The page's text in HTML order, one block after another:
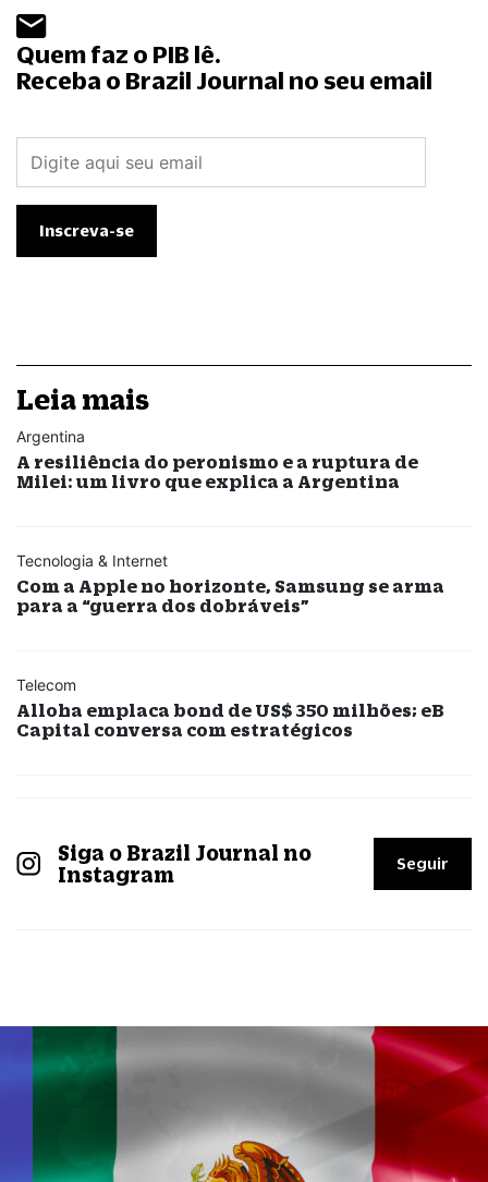
Quem faz o PIB lê.
Receba o Brazil Journal no seu email
Leia mais
Argentina
A resiliência do peronismo e a ruptura de
Milei: um livro que explica a Argentina
Tecnologia & Internet
Com a Apple no horizonte, Samsung se arma
para a “guerra dos dobráveis”
Telecom
Alloha emplaca bond de US$ 350 milhões; eB
Capital conversa com estratégicos
Siga o Brazil Journal no
Instagram
Seguir